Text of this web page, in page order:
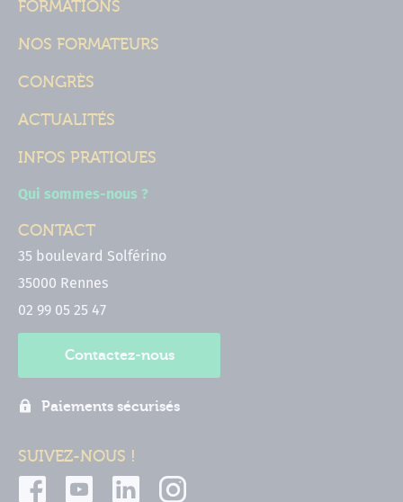
FORMATIONS
NOS FORMATEURS
CONGRÈS
ACTUALITÉS
INFOS PRATIQUES
Qui sommes-nous ?
CONTACT
35 boulevard Solférino
35000 Rennes
02 99 05 25 47
Contactez-nous
Paiements sécurisés
SUIVEZ-NOUS !